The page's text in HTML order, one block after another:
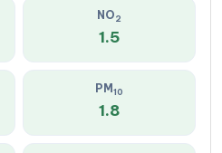
NO2
1.5
PM 10
1.8